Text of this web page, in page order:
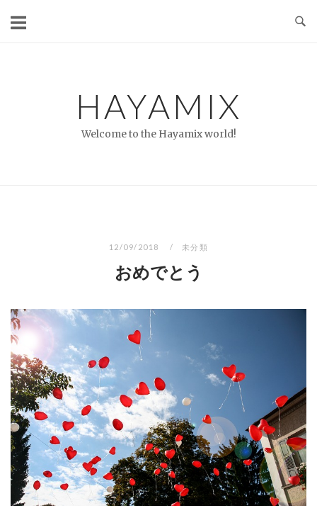
HAYAMIX
Welcome to the Hayamix world!
12/09/2018 未分類
おめでとう